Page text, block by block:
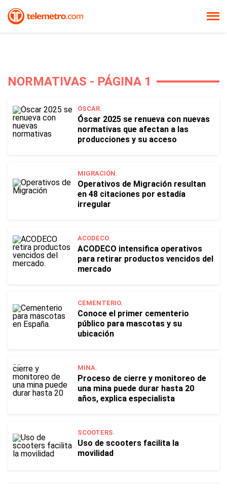
NORMATIVAS - PÁGINA 1
ÓSCAR.
Óscar 2025 se renueva con nuevas
normativas que afectan a las
producciones y su acceso
MIGRACIÓN.
Operativos de Migración resultan
en 48 citaciones por estadía
irregular
ACODECO.
ACODECO intensifica operativos
para retirar productos vencidos del
mercado
CEMENTERIO.
Conoce el primer cementerio
público para mascotas y su
ubicación
MINA.
Proceso de cierre y monitoreo de
una mina puede durar hasta 20
años, explica especialista
SCOOTERS.
Uso de scooters facilita la
movilidad